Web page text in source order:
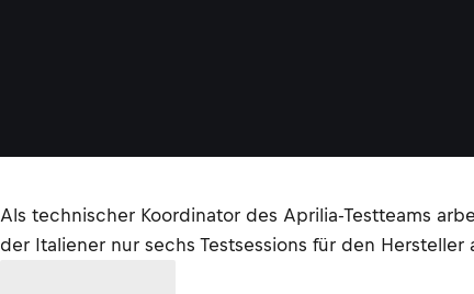
Als technischer Koordinator des Aprilia-Testteams
der Italiener nur sechs Testsessions für den